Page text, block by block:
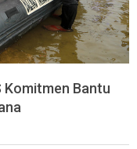
Komitmen Bantu